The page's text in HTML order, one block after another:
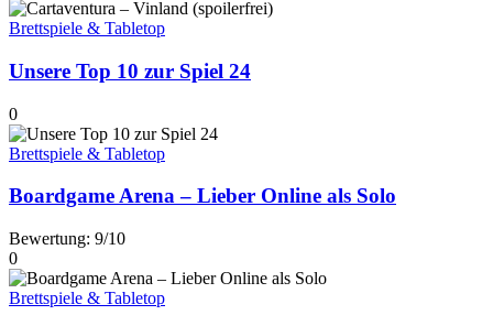
Brettspiele & Tabletop
Unsere Top 10 zur Spiel 24
0
Brettspiele & Tabletop
Boardgame Arena – Lieber Online als Solo
Bewertung: 9/10
0
Brettspiele & Tabletop